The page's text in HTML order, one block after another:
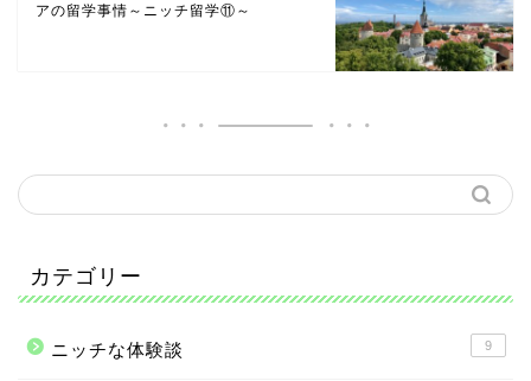
アの留学事情～ニッチ留学⑪～
カテゴリー
ニッチな体験談 9